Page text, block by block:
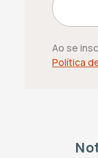
Ao se
Política